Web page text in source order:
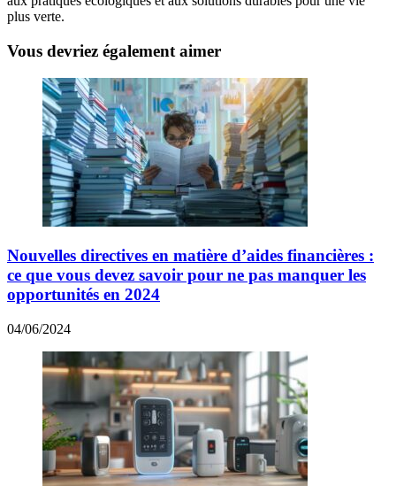
plus verte.
Vous devriez également aimer
Nouvelles directives en matière d’aides financières :
ce que vous devez savoir pour ne pas manquer les
opportunités en 2024
04/06/2024